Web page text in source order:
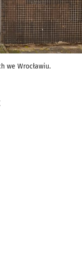
we Wrocławiu.